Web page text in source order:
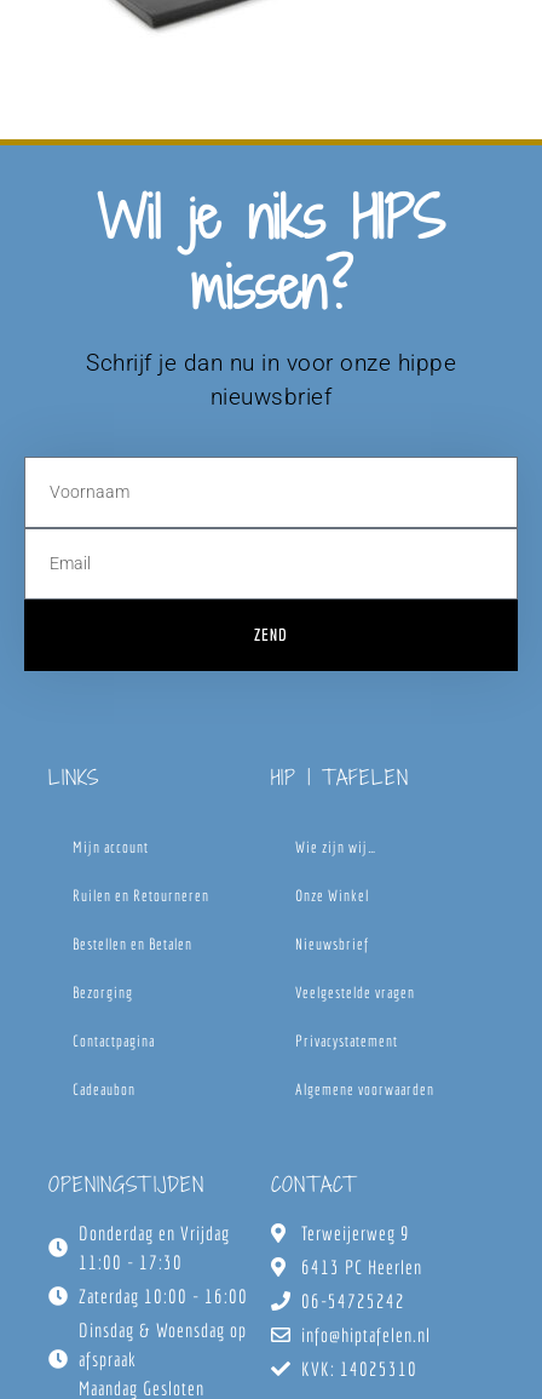
Wil je niks HIPS
missen?
Schrijf je dan nu in voor onze hippe
nieuwsbrief
ZEND
LINKS
Mijn account
Ruilen en Retourneren
Bestellen en Betalen
Bezorging
Contactpagina
Cadeaubon
HIP | TAFELEN
Wie zijn wij…
Onze Winkel
Nieuwsbrief
Veelgestelde vragen
Privacystatement
Algemene voorwaarden
OPENINGSTIJDEN
Donderdag en Vrijdag
11:00 - 17:30
Zaterdag 10:00 - 16:00
Dinsdag & Woensdag op
afspraak
Maandag Gesloten
CONTACT
Terweijerweg 9
6413 PC Heerlen
06-54725242
info@hiptafelen.nl
KVK: 14025310